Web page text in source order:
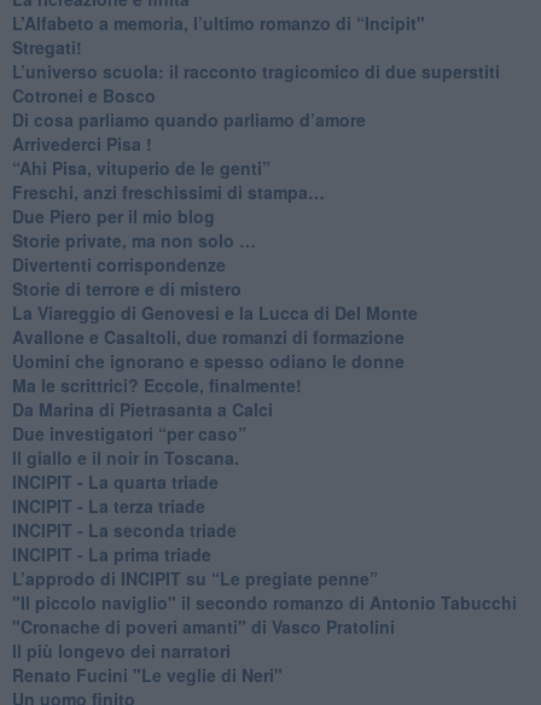
​L’Alfabeto a memoria, l’ultimo romanzo di “Incipit"
​Stregati!
L’universo scuola: il racconto tragicomico di due superstiti
Cotronei e Bosco
Di cosa parliamo quando parliamo d’amore
Arrivederci Pisa !
​“Ahi Pisa, vituperio de le genti”
Freschi, anzi freschissimi di stampa…
​Due Piero per il mio blog
​Storie private, ma non solo …
Divertenti corrispondenze
Storie di terrore e di mistero
La Viareggio di Genovesi e la Lucca di Del Monte
Avallone e Casaltoli, due romanzi di formazione
​Uomini che ignorano e spesso odiano le donne
Ma le scrittrici? Eccole, finalmente!
Da Marina di Pietrasanta a Calci
​Due investigatori “per caso”
​Il giallo e il noir in Toscana.
INCIPIT - La quarta triade
INCIPIT - La terza triade
INCIPIT - La seconda triade
INCIPIT - La prima triade
L’approdo di INCIPIT su “Le pregiate penne”
​"Il piccolo naviglio" il secondo romanzo di Antonio Tabucchi
​"Cronache di poveri amanti" di Vasco Pratolini
​Il più longevo dei narratori
Renato Fucini "Le veglie di Neri"
Un uomo finito